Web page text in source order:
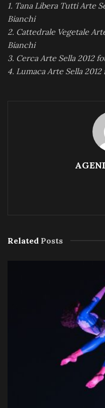
1. Tana Libera Tutti Arte
Bianchi
2. Cattedrale Vegetale
Bianchi
3. Cerca Arte Sella 2012
4. Lumaca Arte Sella
Related Posts